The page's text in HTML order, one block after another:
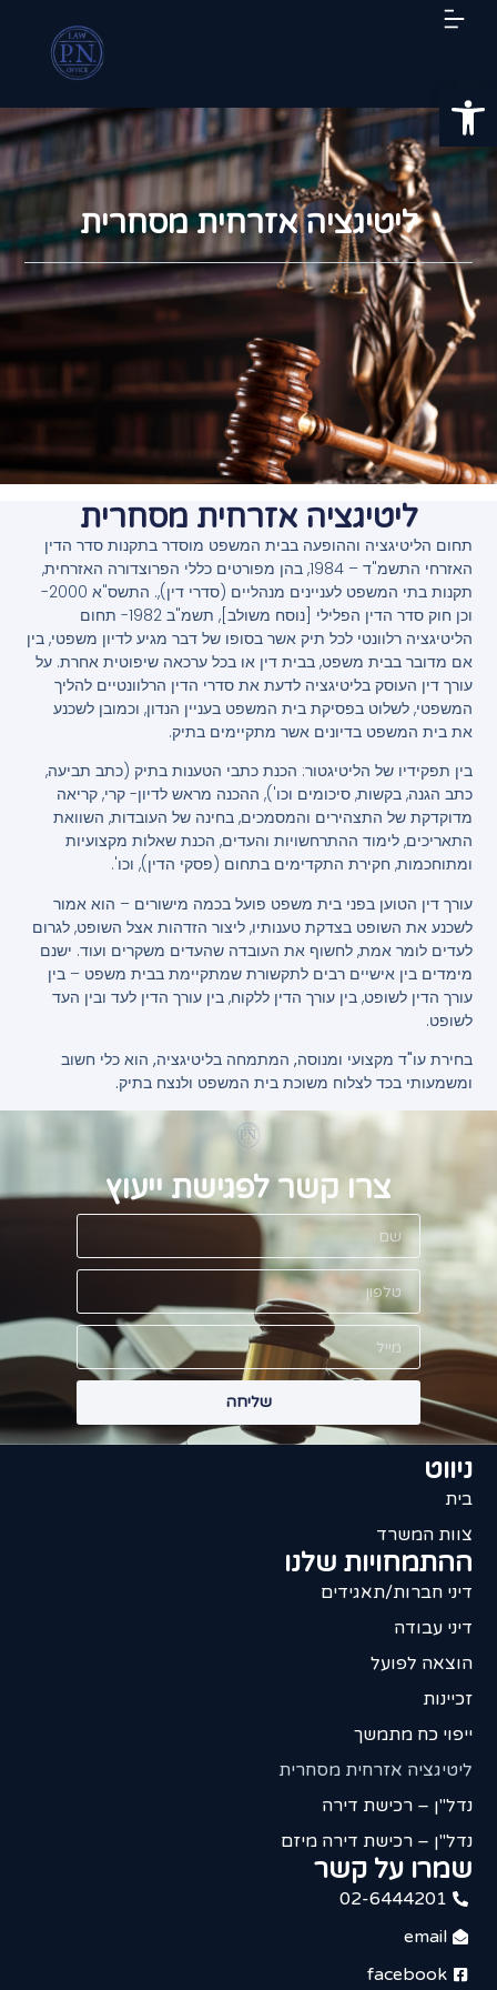
פתח סרגל נגישות
ליטיגציה אזרחית מסחרית
ליטיגציה אזרחית מסחרית
תחום הליטיגציה וההופעה בבית המשפט מוסדר בתקנות סדר הדין
האזרחי התשמ"ד – 1984, בהן מפורטים כללי הפרוצדורה האזרחית,
תקנות בתי המשפט לעניינים מנהליים (סדרי דין),. התשס"א 2000-
וכן חוק סדר הדין הפלילי [נוסח משולב], תשמ"ב 1982- תחום
הליטיגציה רלוונטי לכל תיק אשר בסופו של דבר מגיע לדיון משפטי, בין
אם מדובר בבית משפט, בבית דין או בכל ערכאה שיפוטית אחרת. על
עורך דין העוסק בליטיגציה לדעת את סדרי הדין הרלוונטיים להליך
המשפטי, לשלוט בפסיקת בית המשפט בעניין הנדון, וכמובן לשכנע
את בית המשפט בדיונים אשר מתקיימים בתיק.
בין תפקידיו של הליטיגטור: הכנת כתבי הטענות בתיק (כתב תביעה,
כתב הגנה, בקשות, סיכומים וכו'), ההכנה מראש לדיון- קרי, קריאה
מדוקדקת של התצהירים והמסמכים, בחינה של העובדות, השוואת
התאריכים, לימוד ההתרחשויות והעדים, הכנת שאלות מקצועיות
ומתוחכמות, חקירת התקדימים בתחום (פסקי הדין), וכו'.
עורך דין הטוען בפני בית משפט פועל בכמה מישורים – הוא אמור
לשכנע את השופט בצדקת טענותיו, ליצור הזדהות אצל השופט, לגרום
לעדים לומר אמת, לחשוף את העובדה שהעדים משקרים ועוד. ישנם
מימדים בין אישיים רבים לתקשורת שמתקיימת בבית משפט – בין
עורך הדין לשופט, בין עורך הדין ללקוח, בין עורך הדין לעד ובין העד
לשופט.
בחירת עו"ד מקצועי ומנוסה, המתמחה בליטיגציה, הוא כלי חשוב
ומשמעותי בכד לצלוח משוכת בית המשפט ולנצח בתיק.
צרו קשר לפגישת ייעוץ
שליחה
ניווט
בית
צוות המשרד
ההתמחויות שלנו
דיני חברות/תאגידים
דיני עבודה
הוצאה לפועל
זכיינות
ייפוי כח מתמשך
ליטיגציה אזרחית מסחרית
נדל"ן – רכישת דירה
נדל"ן – רכישת דירה מיזם
שמרו על קשר
02-6444201
email
facebook